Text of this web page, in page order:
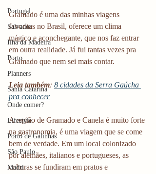
Portugal
Salvador
Ilha da Madeira
Porto
Planners
Santa Catarina
Onde comer?
Lifestyle
Porto de Galinhas
São Paulo
Madri
Gramado é uma das minhas viagens
favoritas no Brasil, oferece um clima
mágico e aconchegante, que nos faz entrar
em outra realidade. Já fui tantas vezes pra
Gramado que nem sei mais contar.
Leia também: 8 cidades da Serra Gaúcha
pra conhecer
A região de Gramado e Canela é muito forte
na gastronomia, é uma viagem que se come
bem de verdade. Em um local colonizado
por alemães, italianos e portugueses, as
culturas se fundiram em pratos e